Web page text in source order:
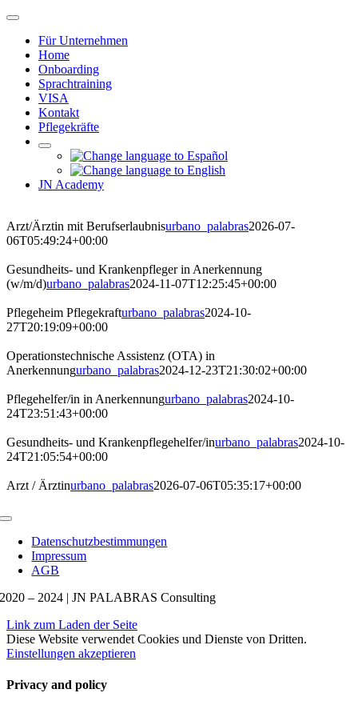
Zum
springen
Navigation
umschalten
Für Unternehmen
Home
Onboarding
Sprachtraining
VISA
Kontakt
Pflegekräfte
JN Academy
Arzt/Ärztin mit Berufserlaubnisurbano_palabras2026-07-
06T05:49:24+00:00
Gesundheits- und Krankenpfleger in Anerkennung
(w/m/d)urbano_palabras2024-11-07T12:25:45+00:00
Pflegeheim Pflegekrafturbano_palabras2024-10-
27T20:19:09+00:00
Operationstechnische Assistenz (OTA) in
Anerkennungurbano_palabras2024-12-23T21:30:02+00:00
Pflegehelfer/in in Anerkennungurbano_palabras2024-10-
24T23:51:43+00:00
Gesundheits- und Krankenpflegehelfer/inurbano_palabras2024-10-
24T21:05:54+00:00
Arzt / Ärztinurbano_palabras2026-07-06T05:35:17+00:00
Navigation
umschaltenDatenschutzbestimmungen
Impressum
AGB
2020 – 2024 | JN PALABRAS Consulting
Link zum Laden der Seite
Diese Website verwendet Cookies und Dienste von Dritten.
Einstellungen akzeptieren
Privacy and policy